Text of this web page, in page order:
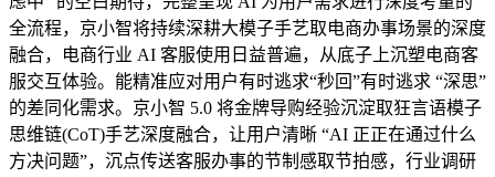
全流程，京小智将持续深耕大模子手艺取电商办事场景的深度
融合，电商行业 AI 客服使用日益普遍，从底子上沉塑电商客
服交互体验。能精准应对用户有时逃求“秒回”有时逃求 “深思”
的差同化需求。京小智 5.0 将金牌导购经验沉淀取狂言语模子
思维链(CoT)手艺深度融合，让用户清晰 “AI 正正在通过什么
方决问题”，沉点传送客服办事的节制感取节拍感，行业调研